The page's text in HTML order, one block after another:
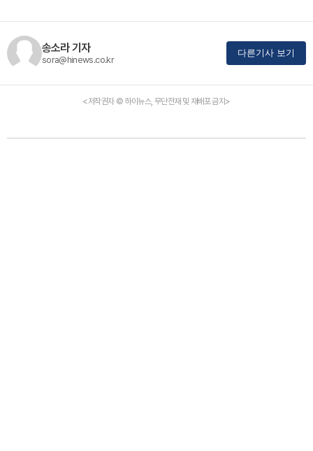
송소라 기자
sora@hinews.co.kr
다른기사 보기
<저작권자 © 하이뉴스, 무단전재 및 재배포 금지>